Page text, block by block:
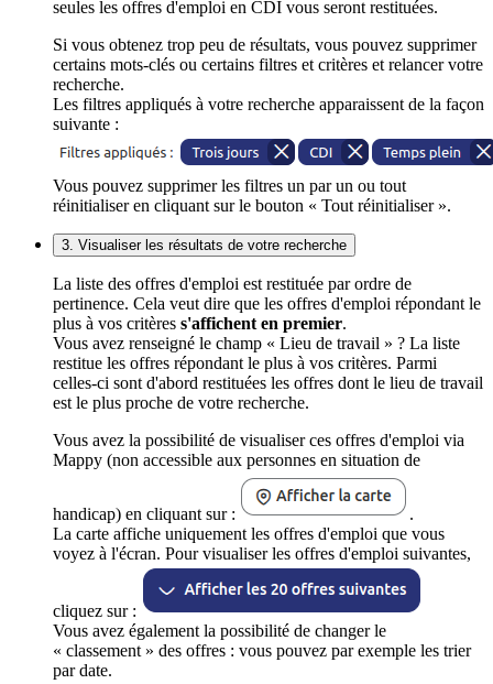
seules les offres d'emploi en CDI vous seront restituées.
Si vous obtenez trop peu de résultats, vous pouvez supprimer
certains mots-clés ou certains filtres et critères et relancer votre
recherche.
Les filtres appliqués à votre recherche apparaissent de la façon
suivante :
Vous pouvez supprimer les filtres un par un ou tout
réinitialiser en cliquant sur le bouton « Tout réinitialiser ».
3. Visualiser les résultats de votre recherche
La liste des offres d'emploi est restituée par ordre de
pertinence. Cela veut dire que les offres d'emploi répondant le
plus à vos critères s'affichent en premier.
Vous avez renseigné le champ « Lieu de travail » ? La liste
restitue les offres répondant le plus à vos critères. Parmi
celles-ci sont d'abord restituées les offres dont le lieu de travail
est le plus proche de votre recherche.
Vous avez la possibilité de visualiser ces offres d'emploi via
Mappy (non accessible aux personnes en situation de
handicap) en cliquant sur :
.
La carte affiche uniquement les offres d'emploi que vous
voyez à l'écran. Pour visualiser les offres d'emploi suivantes,
cliquez sur :
Vous avez également la possibilité de changer le
« classement » des offres : vous pouvez par exemple les trier
par date.